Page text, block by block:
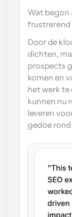
Wat begon
frustrerend
Door de
dichten,
prospects
komen en
het werk te
kunnen nu
leveren
gedoe